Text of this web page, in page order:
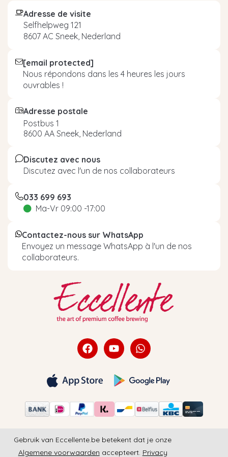
Adresse de visite
Selfhelpweg 121
8607 AC Sneek, Nederland
[email protected]
Nous répondons dans les 4 heures les jours
ouvrables !
Adresse postale
Postbus 1
8600 AA Sneek, Nederland
Discutez avec nous
Discutez avec l'un de nos collaborateurs
033 699 693
Ma-Vr 09:00 -17:00
Contactez-nous sur WhatsApp
Envoyez un message WhatsApp à l'un de nos
collaborateurs.
Gebruik van Eccellente.be betekent dat je onze
Algemene voorwaarden accepteert. Privacy